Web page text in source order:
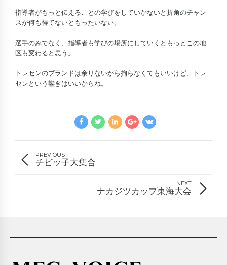
指導者がもっと伝えることの学びをしていかないと折角のチャン
スが何も得てないともったいない。
選手のみでなく、指導者も学びの場所にしていくともっとこの地
区も変わると思う。
トレセンのブランドは余りないから拘らなくてもいいけど、トレ
センという響きはいいからね。
PREVIOUS
チビッ子大集合
NEXT
ナカジツカップ東海大会